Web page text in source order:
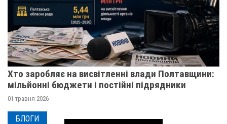
Хто заробляє на висвітленні влади Полтавщини:
мільйонні бюджети і постійні підрядники
01 травня 2026
БЛОГИ